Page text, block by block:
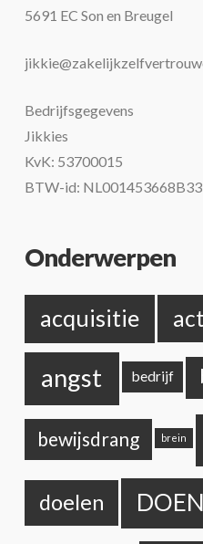
5691 EC Son en Breugel
Bedrijfsgegevens
Jikkies
KvK: 53700015
BTW-id: NL001453668B33
Onderwerpen
acquisitie
angst bedrijf
bewijsdrang brein
doelen DOEN